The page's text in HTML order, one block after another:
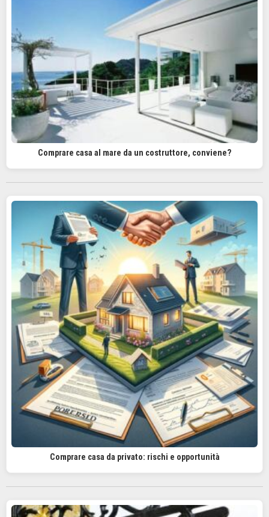
Comprare casa al mare da un costruttore, conviene?
Comprare casa da privato: rischi e opportunità